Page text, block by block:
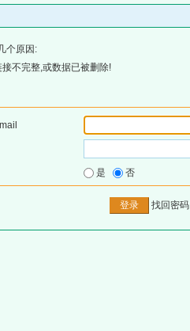
个原因:
不完整,或数据已被删除!
是 否
找回密码